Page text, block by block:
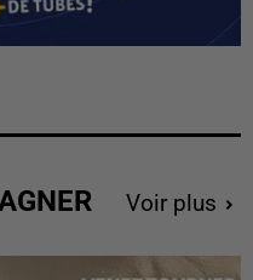
Voir plus